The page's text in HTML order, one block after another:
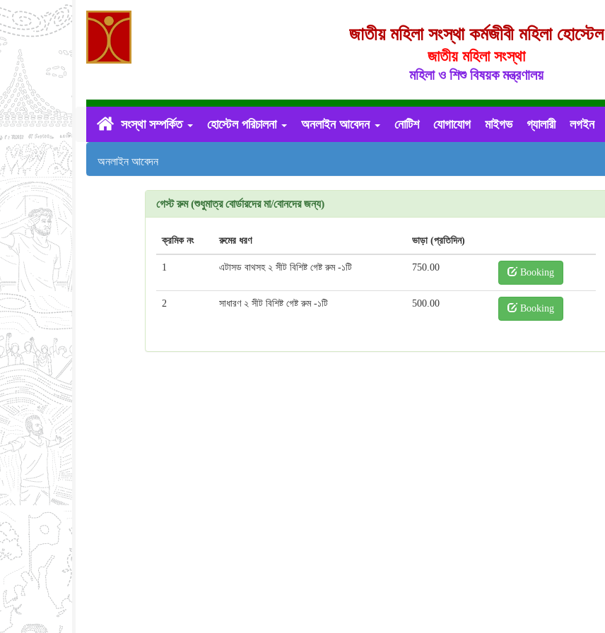
জাতীয় মহিলা সংস্থা কর্মজীবী মহিলা হোস্টেল
জাতীয় মহিলা সংস্থা
মহিলা ও শিশু বিষয়ক মন্ত্রণালয়
সংস্থা সম্পর্কিত হোস্টেল পরিচালনা অনলাইন আবেদন নোটিশ যোগাযোগ মাইগভ গ্যালারী লগইন
অনলাইন আবেদন
গেস্ট রুম (শুধুমাত্র বোর্ডারদের মা/বোনদের জন্য)
ক্রমিক নং রুমের ধরণ ভাড়া (প্রতিদিন)
1 এটাসড বাথসহ ২ সীট বিশিষ্ট গেষ্ট রুম -১টি 750.00 Booking
2 সাধারণ ২ সীট বিশিষ্ট গেষ্ট রুম -১টি 500.00 Booking